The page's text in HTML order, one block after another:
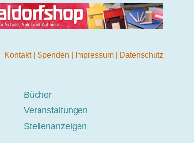
Kontakt Spenden Impressum Datenschutz
Bücher
Veranstaltungen
Stellenanzeigen